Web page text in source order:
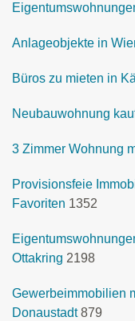
Anlageobjekte in
Büros zu mieten in
Neubauwohnung
3 Zimmer Wohnung
Provisionsfeie
Favoriten 1352
Ottakring 2198
Gewerbeimmobilien
Donaustadt 879